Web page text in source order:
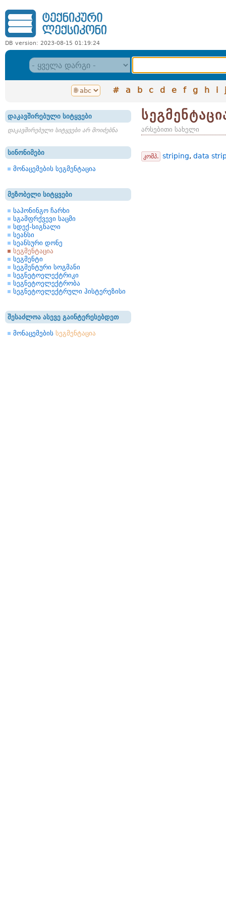
DB version: 2023-08-15 01:19:24
# a b c d e f g h i j
დაკავშირებული სიტყვები
დაკავშირებული სიტყვები არ მოიძებნა
სინონიმები
მონაცემების სეგმენტაცია
მეზობელი სიტყვები
საჰონინგო ჩარხი
სგამფრქვევი საცმი
სდექ-სიგნალი
სეანსი
სეანსური დონე
სეგმენტაცია
სეგმენტი
სეგმენტური სოგმანი
სეგნეტოელექტრიკი
სეგნეტოელექტრობა
სეგნეტოელექტრული ჰისტერეზისი
შესაძლოა ასევე გაინტერესებდეთ
მონაცემების სეგმენტაცია
არსებითი სახელი
კომპ. striping, data